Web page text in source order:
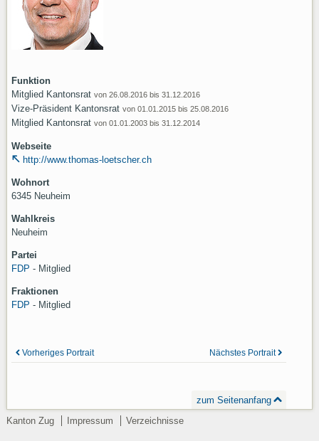
Funktion
Mitglied Kantonsrat von 26.08.2016 bis 31.12.2016
Vize-Präsident Kantonsrat von 01.01.2015 bis 25.08.2016
Mitglied Kantonsrat von 01.01.2003 bis 31.12.2014
Webseite
http://www.thomas-loetscher.ch
Wohnort
6345 Neuheim
Wahlkreis
Neuheim
Partei
FDP - Mitglied
Fraktionen
FDP - Mitglied
Vorheriges Portrait Nächstes Portrait
zum Seitenanfang
Kanton Zug
Impressum Verzeichnisse